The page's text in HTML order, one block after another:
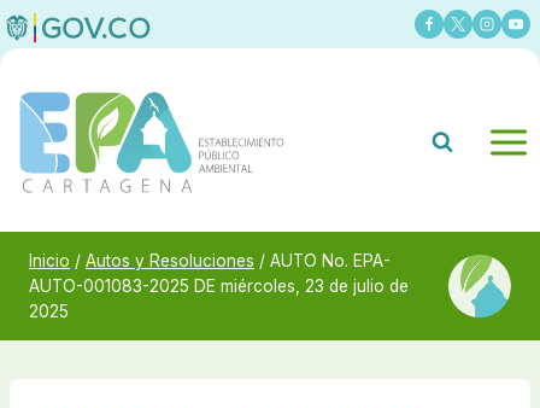
Saltar
al
Inicio / Autos y Resoluciones / AUTO No. EPA-
AUTO-001083-2025 DE miércoles, 23 de julio de
2025